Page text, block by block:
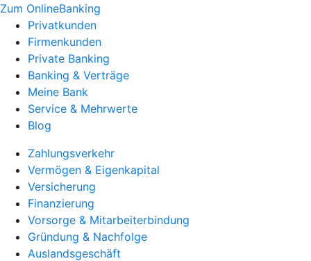
Zum OnlineBanking
Privatkunden
Firmenkunden
Private Banking
Banking & Verträge
Meine Bank
Service & Mehrwerte
Blog
Zahlungsverkehr
Vermögen & Eigenkapital
Versicherung
Finanzierung
Vorsorge & Mitarbeiterbindung
Gründung & Nachfolge
Auslandsgeschäft